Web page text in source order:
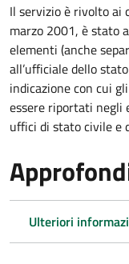
Il servizio è rivolto
marzo 2001, è stato
elementi (anche
all’ufficiale dello
indicazione con cui
essere riportati
uffici di stato civile e
Ulteriori